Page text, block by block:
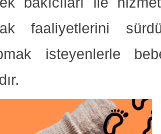
faaliyetlerini
isteyenlerle